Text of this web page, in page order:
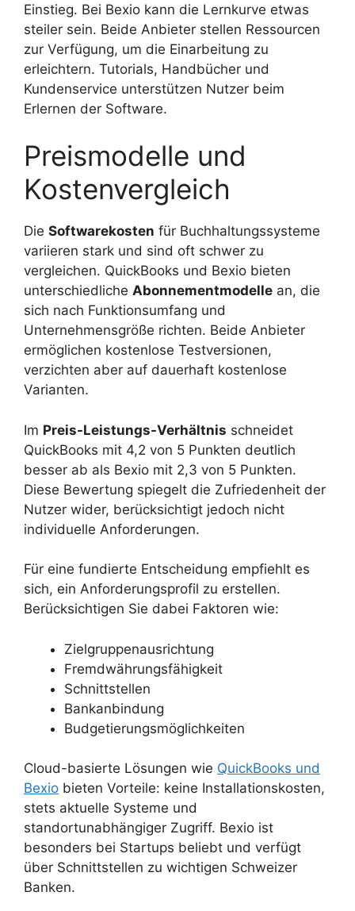
Einstieg. Bei Bexio kann die Lernkurve etwas
steiler sein. Beide Anbieter stellen Ressourcen
zur Verfügung, um die Einarbeitung zu
erleichtern. Tutorials, Handbücher und
Kundenservice unterstützen Nutzer beim
Erlernen der Software.
Preismodelle und
Kostenvergleich
Die Softwarekosten für Buchhaltungssysteme
variieren stark und sind oft schwer zu
vergleichen. QuickBooks und Bexio bieten
unterschiedliche Abonnementmodelle an, die
sich nach Funktionsumfang und
Unternehmensgröße richten. Beide Anbieter
ermöglichen kostenlose Testversionen,
verzichten aber auf dauerhaft kostenlose
Varianten.
Im Preis-Leistungs-Verhältnis schneidet
QuickBooks mit 4,2 von 5 Punkten deutlich
besser ab als Bexio mit 2,3 von 5 Punkten.
Diese Bewertung spiegelt die Zufriedenheit der
Nutzer wider, berücksichtigt jedoch nicht
individuelle Anforderungen.
Für eine fundierte Entscheidung empfiehlt es
sich, ein Anforderungsprofil zu erstellen.
Berücksichtigen Sie dabei Faktoren wie:
Zielgruppenausrichtung
Fremdwährungsfähigkeit
Schnittstellen
Bankanbindung
Budgetierungsmöglichkeiten
Cloud-basierte Lösungen wie QuickBooks und
Bexio bieten Vorteile: keine Installationskosten,
stets aktuelle Systeme und
standortunabhängiger Zugriff. Bexio ist
besonders bei Startups beliebt und verfügt
über Schnittstellen zu wichtigen Schweizer
Banken.